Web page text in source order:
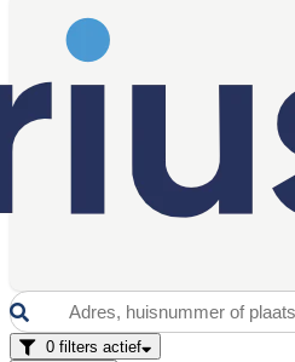
0 filters actief